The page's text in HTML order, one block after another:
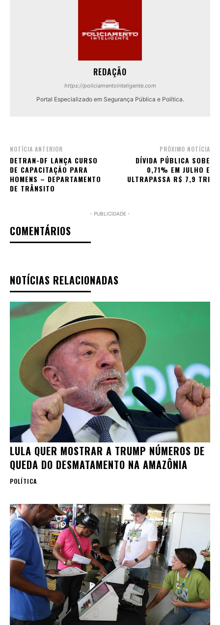
REDAÇÃO
https://policiamentointeligente.com
Portal Especializado em Segurança Pública e Política.
NOTÍCIA ANTERIOR
DETRAN-DF LANÇA CURSO
DE CAPACITAÇÃO PARA
HOMENS – DEPARTAMENTO
DE TRÂNSITO
PRÓXIMO NOTÍCIA
DÍVIDA PÚBLICA SOBE
0,71% EM JULHO E
ULTRAPASSA R$ 7,9 TRI
- PUBLICIDADE -
COMENTÁRIOS
NOTÍCIAS RELACIONADAS
LULA QUER MOSTRAR A TRUMP NÚMEROS DE
QUEDA DO DESMATAMENTO NA AMAZÔNIA
POLÍTICA